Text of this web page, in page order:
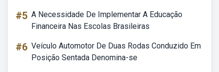
#5 A Necessidade De Implementar A Educação
Financeira Nas Escolas Brasileiras
#6 Veículo Automotor De Duas Rodas Conduzido Em
Posição Sentada Denomina-se